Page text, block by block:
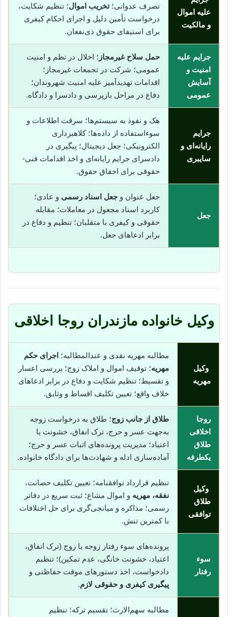
علیه اموال
و مالکیت
تصرف عدوانی؛تخریب اموال؛ تنظیم شکایت،
درخواست تأمین دلیل و اجرای احکام کیفری
برای استیفای حقوق ذی‌نفعان.
جرایم علیه
امنیت و
آسایش
عمومی
حمل سلاح غیرمجاز ؛ اخلال در نظم و امنیت
عمومی؛ شرکت در تجمعات غیرمجاز؛
اقدامات تهدیدآمیز علیه امنیت شهروندان؛
دفاع در مراحل بازپرسی و دادسرا و دادگاه.
جرایم
رایانه‌ای و
سایبری
هک و نفوذ به سیستم‌ها؛ سرقت اطلاعات و
سوء‌استفاده از داده‌ها؛ کلاهبرداری
الکترونیکی؛ جعل دیجیتال؛ پیگیری در
دادسرای جرایم رایانه‌ای و اخذ اقدامات فنی-
حقوقی برای احقاق حقوق.
جعل
جعل عنوان و جعل اسناد رسمی و عادی؛
کاربرد اسناد مجعول در معاملات؛ مقابله
حقوقی و کیفری با متقلبان؛ تنظیم و دفاع در
برابر ادعاهای جعل.
وکیل خانواده مازندران روجا اخلاقی
وکیل
مهریه
مطالبه مهریه نقدی و عندالمطالبه؛ اجرای حکم
مهریه؛ توقیف اموال و املاک زوج؛ بررسی اعسار
و تقسیط؛ تنظیم شکایت و دفاع در برابر ادعاهای
خلاف واقع؛ تعیین تکلیف اقساط و وثایق.
روجا
اخلاقی
طلاق
یکطرفه
طلاق از جانب زوج؛ طلاق به درخواست زوجه
به‌جهت عسر و حرج، ترک انفاق، خشونت یا
اعتیاد؛ مدیریت پرونده‌های اثبات عسر و حرج؛
آماده‌سازی ادله و شهادت‌ها برای دادگاه خانواده.
وکیل
طلاق
توافقی
تنظیم قرارداد توافقنامه؛ تعیین تکلیف حضانت،
نفقه، مهریه و اموال مشاع؛ ثبت سریع در دفاتر
رسمی؛ مذاکره و میانجی‌گری برای حل اختلافات
با کمترین تنش.
سوء
رفتار
پرونده‌های سوء رفتار زوجه یا زوج (ترک انفاق،
اعتیاد، خشونت خانگی، عدم تمکین)؛ تنظیم
دادخواست، اخذ دستورهای موقت حفاظتی و
پیگیری کیفری و حقوقی لازم.
مطالبه سهم‌الارث؛ تقسیم ترکه؛ تنظیم